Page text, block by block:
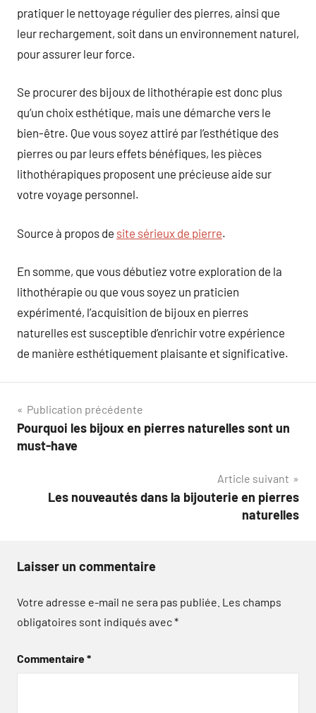
pratiquer le nettoyage régulier des pierres, ainsi que
leur rechargement, soit dans un environnement naturel,
pour assurer leur force.
Se procurer des bijoux de lithothérapie est donc plus
qu’un choix esthétique, mais une démarche vers le
bien-être. Que vous soyez attiré par l’esthétique des
pierres ou par leurs effets bénéfiques, les pièces
lithothérapiques proposent une précieuse aide sur
votre voyage personnel.
Source à propos de site sérieux de pierre.
En somme, que vous débutiez votre exploration de la
lithothérapie ou que vous soyez un praticien
expérimenté, l’acquisition de bijoux en pierres
naturelles est susceptible d’enrichir votre expérience
de manière esthétiquement plaisante et significative.
Navigation
de
Publication précédente
Pourquoi les bijoux en pierres naturelles sont un
must-have
Article suivant
Les nouveautés dans la bijouterie en pierres
naturelles
Laisser un commentaire
Votre adresse e-mail ne sera pas publiée. Les champs
obligatoires sont indiqués avec*
Commentaire*